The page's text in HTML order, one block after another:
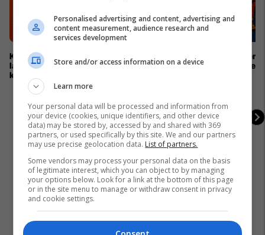
Kampionatet Botërore: Një histori e
lavdisë, legjendave dhe
kampionëve
Kupa e Botës 2026 për
me tri maskota zyrtare
Personalised advertising and content, advertising and
content measurement, audience research and
services development
Store and/or access information on a device
Learn more
Your personal data will be processed and information from
your device (cookies, unique identifiers, and other device
data) may be stored by, accessed by and shared with 369
partners, or used specifically by this site. We and our partners
may use precise geolocation data. List of partners.
Some vendors may process your personal data on the basis
of legitimate interest, which you can object to by managing
your options below. Look for a link at the bottom of this page
or in the site menu to manage or withdraw consent in privacy
and cookie settings.